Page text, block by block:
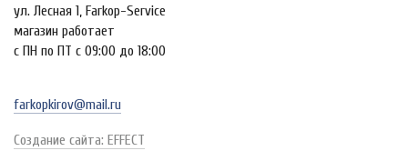
ул. Лесная 1, Farkop-Service
магазин работает
с ПН по ПТ с 09:00 до 18:00
farkopkirov@mail.ru
Создание сайта: EFFECT